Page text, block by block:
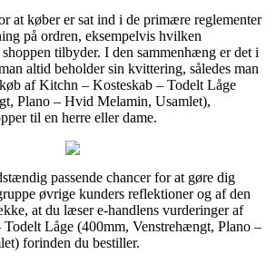
at køber er sat ind i de primære reglementer
på ordren, eksempelvis hvilken
tilbyder. I den sammenhæng er det i
altid beholder sin kvittering, således man
af Kitchn – Kosteskab – Todelt Låge
Plano – Hvid Melamin, Usamlet),
til en herre eller dame.
passende chancer for at gøre dig
øvrige kunders reflektioner og af den
at du læser e-handlens vurderinger af
Låge (400mm, Venstrehængt, Plano –
forinden du bestiller.